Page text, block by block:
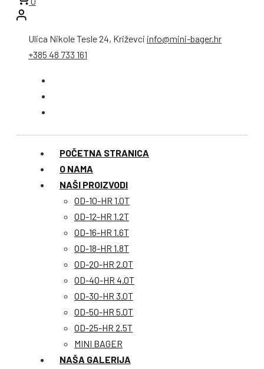
Ulica Nikole Tesle 24, Križevci info@mini-bager.hr
+385 48 733 161
POČETNA STRANICA
O NAMA
NAŠI PROIZVODI
OD-10-HR 1.0T
OD-12-HR 1.2T
OD-16-HR 1.6T
OD-18-HR 1.8T
OD-20-HR 2.0T
OD-40-HR 4.0T
OD-30-HR 3.0T
OD-50-HR 5.0T
OD-25-HR 2.5T
MINI BAGER
NAŠA GALERIJA